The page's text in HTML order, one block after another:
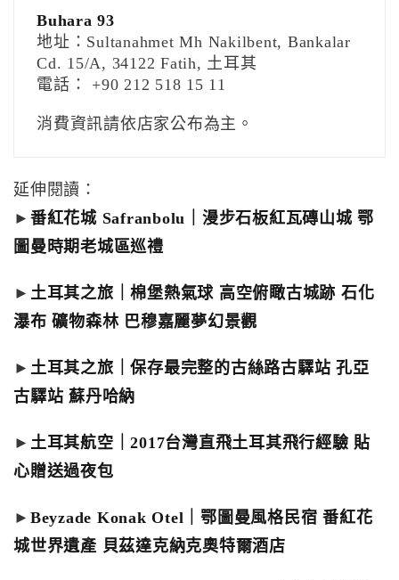
Buhara 93
地址：Sultanahmet Mh Nakilbent, Bankalar
Cd. 15/A, 34122 Fatih, 土耳其
電話： +90 212 518 15 11
消費資訊請依店家公布為主。
延伸閱讀：
► 番紅花城 Safranbolu｜漫步石板紅瓦磚山城 鄂
圖曼時期老城區巡禮
► 土耳其之旅｜棉堡熱氣球 高空俯瞰古城跡 石化
瀑布 礦物森林 巴穆嘉麗夢幻景觀
► 土耳其之旅｜保存最完整的古絲路古驛站 孔亞
古驛站 蘇丹哈納
► 土耳其航空｜2017台灣直飛土耳其飛行經驗 貼
心贈送過夜包
► Beyzade Konak Otel｜鄂圖曼風格民宿 番紅花
城世界遺產 貝茲達克納克奧特爾酒店